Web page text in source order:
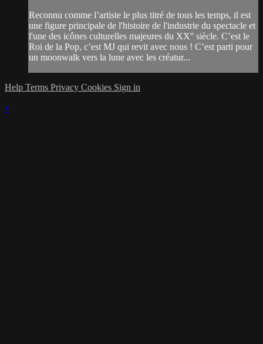
Reconnu comme l’artiste le plus titré de tous les temps, il est
une figure principale de l'histoire de l'industrie du spectacle et
l'une des icônes culturelles majeures du XX° siècle. C’est le
Roi de la Pop, c’est MJ qui revit avec nous ! C’est parti pour
un moonwalk vers la lune avec les créatur...
Help Terms Privacy Cookies Sign in
×